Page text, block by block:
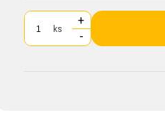
ks
+
-